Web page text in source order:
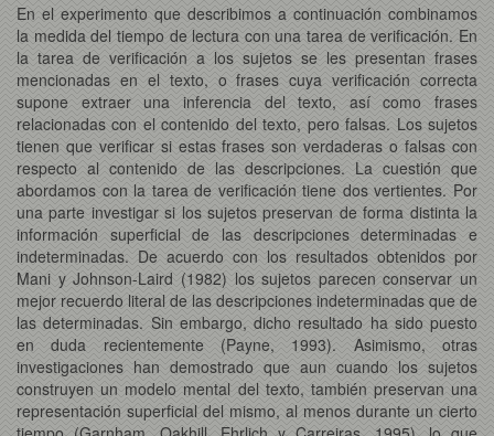
En el experimento que describimos a continuación combinamos
la medida del tiempo de lectura con una tarea de verificación. En
la tarea de verificación a los sujetos se les presentan frases
mencionadas en el texto, o frases cuya verificación correcta
supone extraer una inferencia del texto, así como frases
relacionadas con el contenido del texto, pero falsas. Los sujetos
tienen que verificar si estas frases son verdaderas o falsas con
respecto al contenido de las descripciones. La cuestión que
abordamos con la tarea de verificación tiene dos vertientes. Por
una parte investigar si los sujetos preservan de forma distinta la
información superficial de las descripciones determinadas e
indeterminadas. De acuerdo con los resultados obtenidos por
Mani y Johnson-Laird (1982) los sujetos parecen conservar un
mejor recuerdo literal de las descripciones indeterminadas que de
las determinadas. Sin embargo, dicho resultado ha sido puesto
en duda recientemente (Payne, 1993). Asimismo, otras
investigaciones han demostrado que aun cuando los sujetos
construyen un modelo mental del texto, también preservan una
representación superficial del mismo, al menos durante un cierto